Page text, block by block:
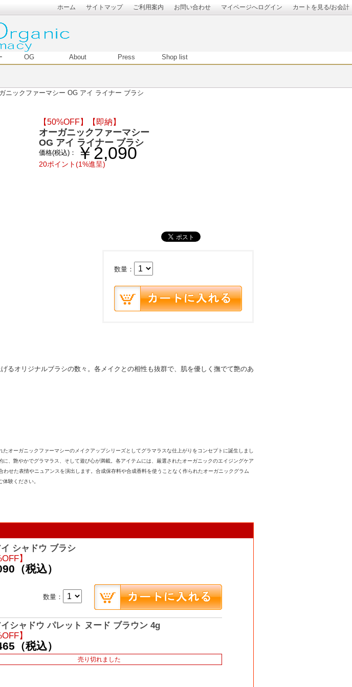
ホーム サイトマップ ご利用案内 お問い合わせ マイページへログイン カートを見る/お会計
OG About Press
Shop list
ニックファーマシー OG アイ ライナー ブラシ
【50%OFF】 【即納】
オーガニックファーマシー
OG アイ ライナー ブラシ
価格(税込)： ￥2,090
20ポイント(1%進呈)
数量：
るオリジナルブラシの数々。各メイクとの相性も抜群で、肌を優しく撫でて艶のあ
オーガニックファーマシーのメイクアップシリーズとしてグラマラスな仕上がりをコンセプトに誕生しまし
、艶やかでグラマラス、そして遊び心が満載。各アイテムには、厳選されたオーガニックのエイジングケア
せた表情やニュアンスを演出します。合成保存料や合成香料を使うことなく作られたオーガニックグラム
験ください。
シャドウ ブラシ
】
（税込）
数量：
シャドウ パレット ヌード ブラウン 4g
】
（税込）
売り切れました